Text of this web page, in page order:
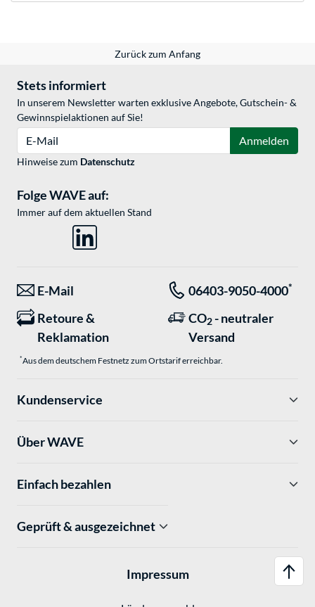
Zurück zum Anfang
Stets informiert
In unserem Newsletter warten exklusive Angebote, Gutschein- &
Gewinnspielaktionen auf Sie!
Anmelden
Hinweise zum Datenschutz
Folge WAVE auf:
Immer auf dem aktuellen Stand
E-Mail 06403-9050-4000*
Retoure &
Reklamation
CO2 - neutraler
Versand
*Aus dem deutschem Festnetz zum Ortstarif erreichbar.
Kundenservice
Über WAVE
Einfach bezahlen
Geprüft & ausgezeichnet
Impressum